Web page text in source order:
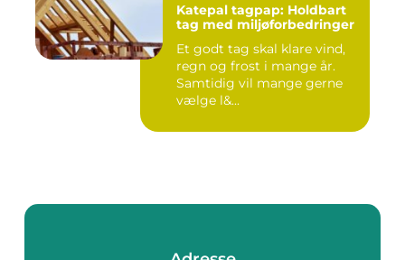
Katepal tagpap: Holdbart
tag med miljøforbedringer
Et godt tag skal klare vind,
regn og frost i mange år.
Samtidig vil mange gerne
vælge l&...